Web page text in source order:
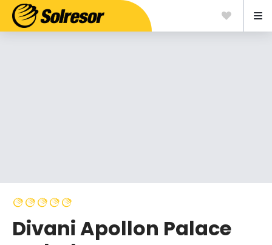
Divani Apollon Palace